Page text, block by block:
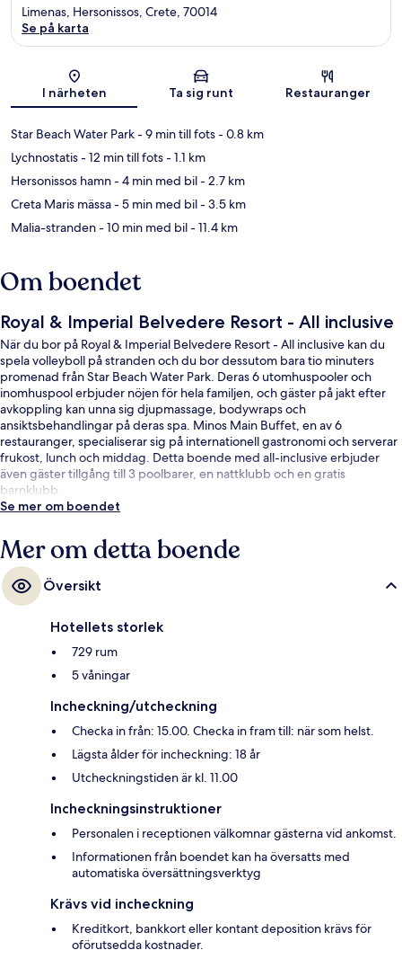
Karta
Limenas, Hersonissos, Crete, 70014
Se på karta
I närheten Ta sig runt Restauranger
Star Beach Water Park- 9 min till fots- 0.8 km
Lychnostatis- 12 min till fots- 1.1 km
Hersonissos hamn- 4 min med bil- 2.7 km
Creta Maris mässa- 5 min med bil- 3.5 km
Malia-stranden- 10 min med bil- 11.4 km
Om boendet
Royal & Imperial Belvedere Resort - All inclusive
När du bor på Royal & Imperial Belvedere Resort - All inclusive kan du
spela volleyboll på stranden och du bor dessutom bara tio minuters
promenad från Star Beach Water Park. Deras 6 utomhuspooler och
inomhuspool erbjuder nöjen för hela familjen, och gäster på jakt efter
avkoppling kan unna sig djupmassage, bodywraps och
ansiktsbehandlingar på deras spa. Minos Main Buffet, en av 6
restauranger, specialiserar sig på internationell gastronomi och serverar
frukost, lunch och middag. Detta boende med all-inclusive erbjuder
även gäster tillgång till 3 poolbarer, en nattklubb och en gratis
barnklubb.
Se mer om boendet
Mer om detta boende
Översikt
Hotellets storlek
729 rum
5 våningar
Incheckning/utcheckning
Checka in från: 15.00. Checka in fram till: när som helst.
Lägsta ålder för incheckning: 18 år
Utcheckningstiden är kl. 11.00
Incheckningsinstruktioner
Personalen i receptionen välkomnar gästerna vid ankomst.
Informationen från boendet kan ha översatts med
automatiska översättningsverktyg
Krävs vid incheckning
Kreditkort, bankkort eller kontant deposition krävs för
oförutsedda kostnader.